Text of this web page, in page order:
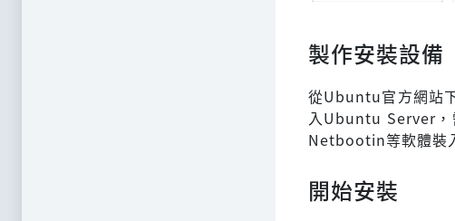
製作安裝設備
從Ubuntu官方網站
入Ubuntu Server，
Netbootin等軟體裝
開始安裝